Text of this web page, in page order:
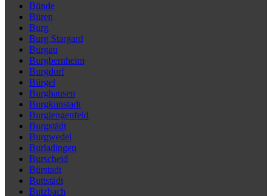
Bünde
Büren
Burg
Burg Stargard
Burgau
Burgbernheim
Burgdorf
Bürgel
Burghausen
Burgkunstadt
Burglengenfeld
Burgstädt
Burgwedel
Burladingen
Burscheid
Bürstadt
Buttstädt
Butzbach